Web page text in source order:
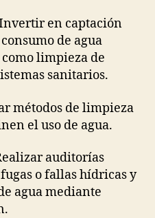
en captación
de agua
limpieza de
sanitarios.
métodos de limpieza
el uso de agua.
auditorías
o fallas hídricas y
agua mediante